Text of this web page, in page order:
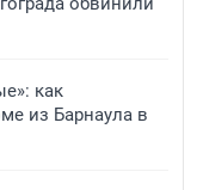
как
из Барнаула в